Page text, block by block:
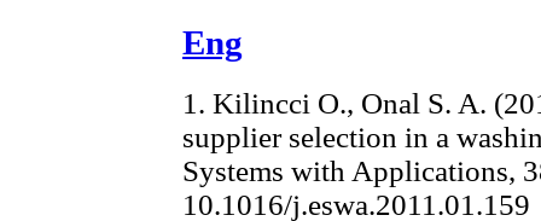
Eng
1. Kilincci O., Onal S. A.
supplier selection in a
Systems with Applications,
10.1016/j.eswa.2011.01.159